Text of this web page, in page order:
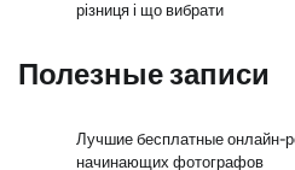
різниця і що вибрати
Полезные записи
Лучшие бесплатные онлайн-
начинающих фотографов